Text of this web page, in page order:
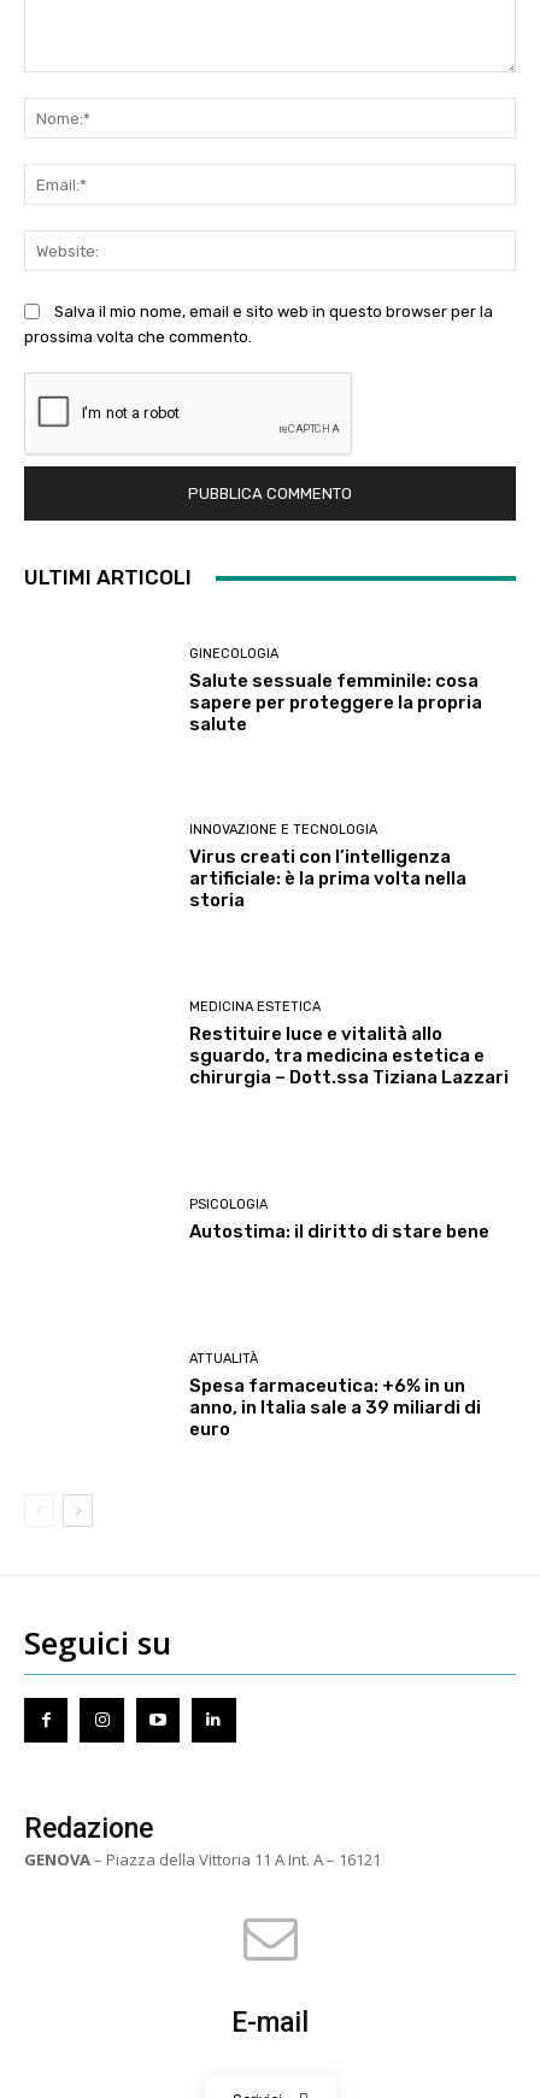
Salva il mio nome, email e sito web in questo browser per la
prossima volta che commento.
ULTIMI ARTICOLI
GINECOLOGIA
Salute sessuale femminile: cosa
sapere per proteggere la propria
salute
INNOVAZIONE E TECNOLOGIA
Virus creati con l’intelligenza
artificiale: è la prima volta nella
storia
MEDICINA ESTETICA
Restituire luce e vitalità allo
sguardo, tra medicina estetica e
chirurgia – Dott.ssa Tiziana Lazzari
PSICOLOGIA
Autostima: il diritto di stare bene
ATTUALITÀ
Spesa farmaceutica: +6% in un
anno, in Italia sale a 39 miliardi di
euro
Seguici su
Redazione
GENOVA– Piazza della Vittoria 11 A Int. A – 16121
E-mail